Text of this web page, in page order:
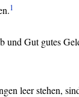
1
und Gut gutes
leer stehen,